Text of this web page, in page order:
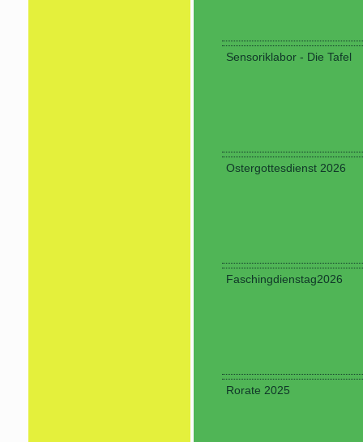
Sensoriklabor - Die Tafel
Ostergottesdienst 2026
Faschingdienstag2026
Rorate 2025